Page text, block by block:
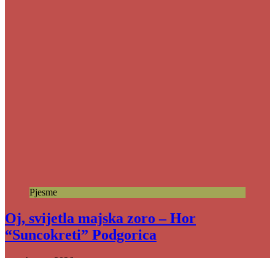
Pjesme
Oj, svijetla majska zoro – Hor
“Suncokreti” Podgorica